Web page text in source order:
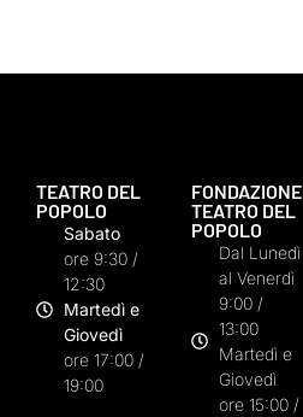
TEATRO DEL
POPOLO
Sabato
ore 9:30 /
12:30
Martedì e
Giovedì
ore 17:00 /
19:00
FONDAZIONE
TEATRO DEL
POPOLO
Dal Lunedì
al Venerdì
9:00 /
13:00
Martedì e
Giovedì
ore 15:00 /